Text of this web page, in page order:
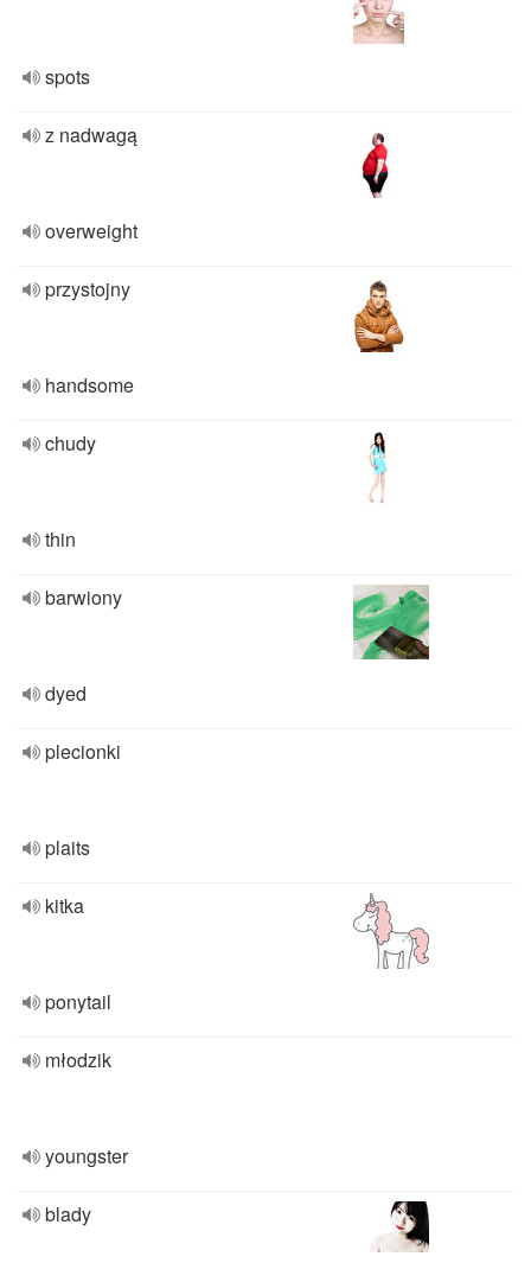
spots
z nadwagą
overweight
przystojny
handsome
chudy
thin
barwiony
dyed
plecionki
plaits
kitka
ponytail
młodzik
youngster
blady